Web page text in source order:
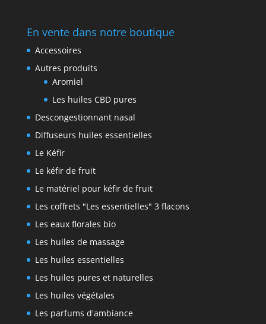
En vente dans notre boutique
Accessoires
Autres produits
Aromiel
Les huiles CBD pures
Descongestionnant nasal
Diffuseurs huiles essentielles
Le Kéfir
Le kéfir de fruit
Le matériel pour kéfir de fruit
Les coffrets "Les essentielles" 3 flacons
Les eaux florales bio
Les huiles de massage
Les huiles essentielles
Les huiles pures et naturelles
Les huiles végétales
Les parfums d'ambiance